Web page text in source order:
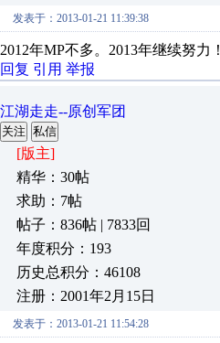
发表于：2013-01-21 11:39:38
2012年MP不多。2013年继续努力！
回复 引用 举报
江湖走走--原创军团
关注 私信
[版主]
精华：30帖
求助：7帖
帖子：836帖 | 7833回
年度积分：193
历史总积分：46108
注册：2001年2月15日
发表于：2013-01-21 11:54:28